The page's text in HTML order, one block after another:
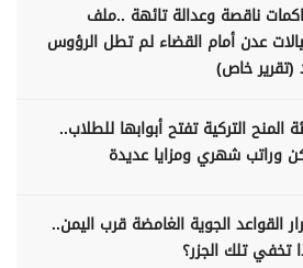
ناقصة وعدالة تائهة ..ملف
عدن أمام القضاء لم تطل الرؤوس
(تقرير خاص)
المنح التركية تفتح أبوابها للطلاب..
وراتب شهري ومزايا عديدة
القواعد الجوية الغامضة قرب اليمن..
تخفي تلك الجزر؟